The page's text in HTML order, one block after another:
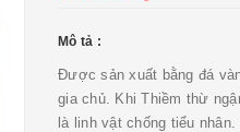
Mô tả :
Được sản xuất bằng đá
gia chủ. Khi Thiềm thừ
là linh vật chống tiểu